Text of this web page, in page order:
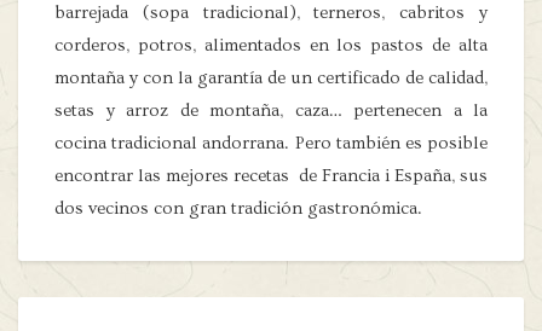
barrejada (sopa tradicional), terneros, cabritos y
corderos, potros, alimentados en los pastos de alta
montaña y con la garantía de un certificado de calidad,
setas y arroz de montaña, caza… pertenecen a la
cocina tradicional andorrana. Pero también es posible
encontrar las mejores recetas de Francia i España, sus
dos vecinos con gran tradición gastronómica.